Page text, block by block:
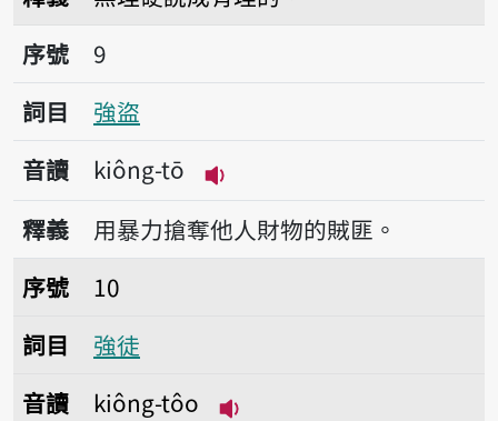
序號9強盜
序號
9
詞目
強盜
音讀
kiông-tō
播放音讀kiông-tō
釋義
用暴力搶奪他人財物的賊匪。
序號10強徒
序號
10
詞目
強徒
音讀
kiông-tôo